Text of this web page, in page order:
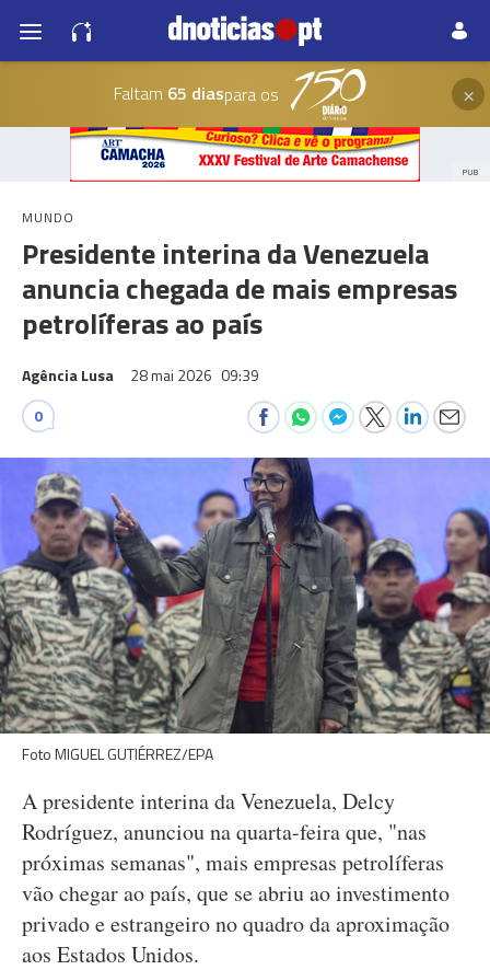
Faltam 65 diaspara os ×
PUB
MUNDO
Presidente interina da Venezuela
anuncia chegada de mais empresas
petrolíferas ao país
Agência Lusa 28 mai 2026 09:39
0
Foto MIGUEL GUTIÉRREZ/EPA
A presidente interina da Venezuela, Delcy
Rodríguez, anunciou na quarta-feira que, "nas
próximas semanas", mais empresas petrolíferas
vão chegar ao país, que se abriu ao investimento
privado e estrangeiro no quadro da aproximação
aos Estados Unidos.